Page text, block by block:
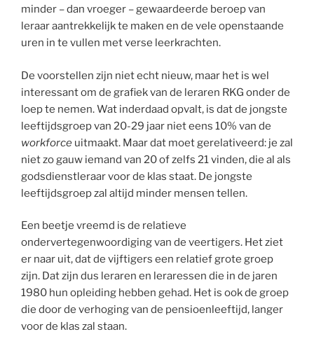
minder – dan vroeger – gewaardeerde beroep van
leraar aantrekkelijk te maken en de vele openstaande
uren in te vullen met verse leerkrachten.
De voorstellen zijn niet echt nieuw, maar het is wel
interessant om de grafiek van de leraren RKG onder de
loep te nemen. Wat inderdaad opvalt, is dat de jongste
leeftijdsgroep van 20-29 jaar niet eens 10% van de
workforce uitmaakt. Maar dat moet gerelativeerd: je zal
niet zo gauw iemand van 20 of zelfs 21 vinden, die al als
godsdienstleraar voor de klas staat. De jongste
leeftijdsgroep zal altijd minder mensen tellen.
Een beetje vreemd is de relatieve
ondervertegenwoordiging van de veertigers. Het ziet
er naar uit, dat de vijftigers een relatief grote groep
zijn. Dat zijn dus leraren en leraressen die in de jaren
1980 hun opleiding hebben gehad. Het is ook de groep
die door de verhoging van de pensioenleeftijd, langer
voor de klas zal staan.